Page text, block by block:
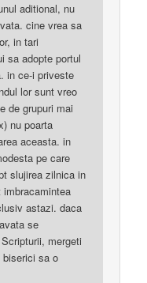
aditional, nu
cine vrea sa
in tari
sa adopte portul
in ce-i priveste
lor sunt vreo
de grupuri mai
nu poarta
aceasta. in
pe care
slujirea zilnica in
astazi. daca
se
mergeti
sa o